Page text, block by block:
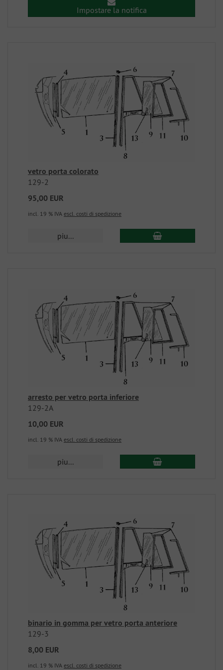
Impostare la notifica
vetro porta colorato
129-2
95,00 EUR
incl. 19 % IVA escl. costi di spedizione
piu...
arresto per vetro porta inferiore
129-2A
10,00 EUR
incl. 19 % IVA escl. costi di spedizione
piu...
binario in gomma per vetro porta anteriore
129-3
8,00 EUR
incl. 19 % IVA escl. costi di spedizione